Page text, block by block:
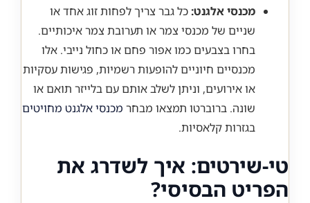
מכנסי אלגנט: כל גבר צריך לפחות זוג אחד או
שניים של מכנסי צמר או תערובת צמר איכותיים.
בחרו בצבעים כמו אפור פחם או כחול נייבי. אלו
מכנסיים חיוניים להופעות רשמיות, פגישות עסקיות
או אירועים, וניתן לשלב אותם עם בלייזר תואם או
שונה. ברוברטו תמצאו מבחר מכנסי אלגנט מחויטים
בגזרות קלאסיות.
טי-שירטים: איך לשדרג את
הפריט הבסיסי?